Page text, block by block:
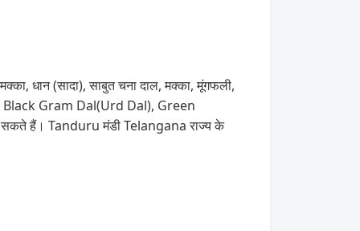
धान (सादा), साबुत चना दाल, मक्का, मूंगफली,
Gram Dal(Urd Dal), Green
सकते हैं। Tanduru मंडी Telangana राज्य के